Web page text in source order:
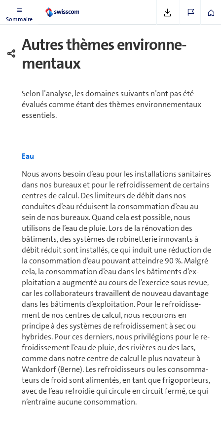
Sommaire
Autres thèmes en­vi­ron­ne­
mentaux
Selon l’analyse, les do­maines suivants n’ont pas été
évalués comme étant des thèmes en­vi­ron­ne­mentaux
essentiels.
Eau
Nous avons besoin d’eau pour les installations sanitaires
dans nos bureaux et pour le re­froi­dis­se­ment de certains
centres de calcul. Des limiteurs de débit dans nos
conduites d’eau réduisent la consom­ma­tion d’eau au
sein de nos bureaux. Quand cela est possible, nous
utilisons de l’eau de pluie. Lors de la rénovation des
bâtiments, des systèmes de robinetterie innovants à
débit réduit sont installés, ce qui induit une ré­duc­tion de
la consom­ma­tion d’eau pouvant atteindre 90 %. Malgré
cela, la consom­ma­tion d’eau dans les bâtiments d’ex­
ploi­ta­tion a augmenté au cours de l’exercice sous revue,
car les col­la­bo­ra­teurs travaillent de nouveau da­van­tage
dans les bâtiments d’ex­ploi­ta­tion. Pour le re­froi­dis­se­
ment de nos centres de calcul, nous recourons en
principe à des systèmes de re­froi­dis­se­ment à sec ou
hybrides. Pour ces derniers, nous privilégions pour le re­
froi­dis­se­ment l’eau de pluie, des rivières ou des lacs,
comme dans notre centre de calcul le plus novateur à
Wankdorf (Berne). Les refroidisseurs ou les consom­ma­
teurs de froid sont alimentés, en tant que frigoporteurs,
avec de l’eau refroidie qui circule en circuit fermé, ce qui
n’entraîne aucune consom­ma­tion.